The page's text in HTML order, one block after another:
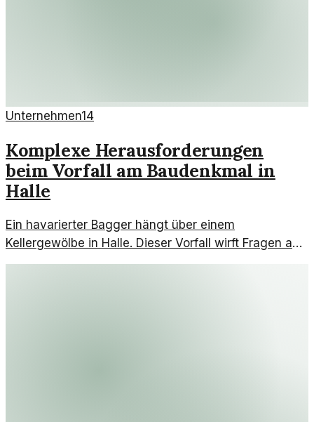
Unternehmen14
Komplexe Herausforderungen
beim Vorfall am Baudenkmal in
Halle
Ein havarierter Bagger hängt über einem
Kellergewölbe in Halle. Dieser Vorfall wirft Fragen auf,
wie es zu dieser Genehmigung durch die Behörden